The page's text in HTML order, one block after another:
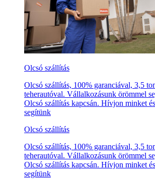
Olcsó szállítás
Olcsó szállítás, 100% garanciával, 3,5
teherautóval. Vállalkozásunk örömmel
Olcsó szállítás kapcsán. Hívjon minket
segítünk
Olcsó szállítás
Olcsó szállítás, 100% garanciával, 3,5
teherautóval. Vállalkozásunk örömmel
Olcsó szállítás kapcsán. Hívjon minket
segítünk